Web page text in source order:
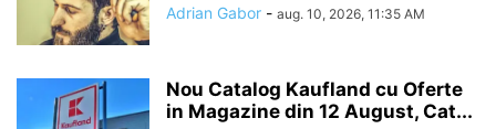
Adrian Gabor - aug. 10, 2026, 11:35 AM
Nou Catalog Kaufland cu Oferte
in Magazine din 12 August, Cat...